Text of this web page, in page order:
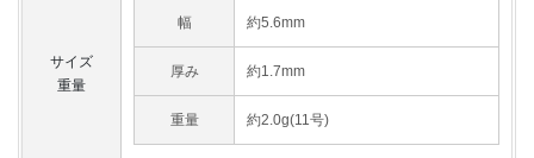
サイズ
重量
幅 約5.6mm
厚み 約1.7mm
重量 約2.0g(11号)